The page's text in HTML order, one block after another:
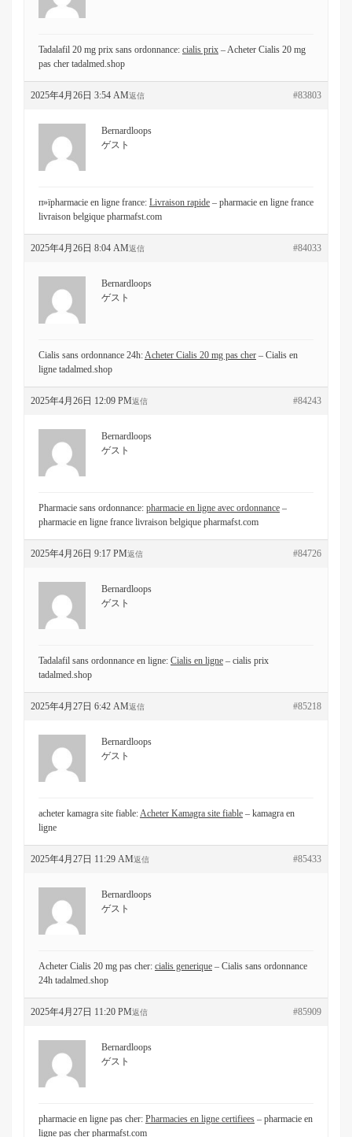
Tadalafil 20 mg prix sans ordonnance: cialis prix – Acheter Cialis 20 mg
pas cher tadalmed.shop
2025年4月26日 3:54 AM #83803
返信
Bernardloops
ゲスト
п»їpharmacie en ligne france: Livraison rapide – pharmacie en ligne france
livraison belgique pharmafst.com
2025年4月26日 8:04 AM #84033
返信
Bernardloops
ゲスト
Cialis sans ordonnance 24h:Acheter Cialis 20 mg pas cher – Cialis en
ligne tadalmed.shop
2025年4月26日 12:09 PM #84243
返信
Bernardloops
ゲスト
Pharmacie sans ordonnance: pharmacie en ligne avec ordonnance –
pharmacie en ligne france livraison belgique pharmafst.com
2025年4月26日 9:17 PM #84726
返信
Bernardloops
ゲスト
Tadalafil sans ordonnance en ligne: Cialis en ligne – cialis prix
tadalmed.shop
2025年4月27日 6:42 AM #85218
返信
Bernardloops
ゲスト
acheter kamagra site fiable:Acheter Kamagra site fiable – kamagra en
ligne
2025年4月27日 11:29 AM #85433
返信
Bernardloops
ゲスト
Acheter Cialis 20 mg pas cher: cialis generique – Cialis sans ordonnance
24h tadalmed.shop
2025年4月27日 11:20 PM #85909
返信
Bernardloops
ゲスト
pharmacie en ligne pas cher: Pharmacies en ligne certifiees – pharmacie en
ligne pas cher pharmafst.com